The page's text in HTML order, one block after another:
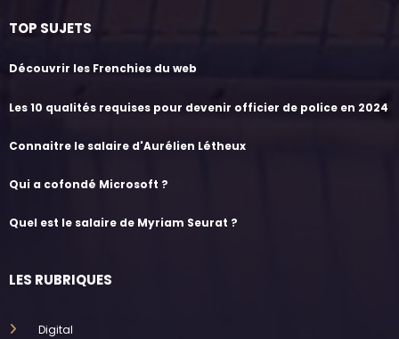
TOP SUJETS
Découvrir les Frenchies du web
Les 10 qualités requises pour devenir officier de police en 2024
Connaitre le salaire d'Aurélien Létheux
Qui a cofondé Microsoft ?
Quel est le salaire de Myriam Seurat ?
LES RUBRIQUES
Digital